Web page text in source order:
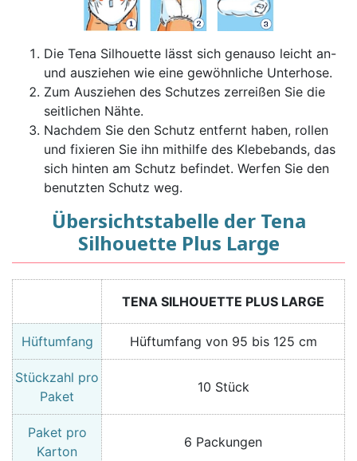
Die Tena Silhouette lässt sich genauso leicht an-
und ausziehen wie eine gewöhnliche Unterhose.
Zum Ausziehen des Schutzes zerreißen Sie die
seitlichen Nähte.
Nachdem Sie den Schutz entfernt haben, rollen
und fixieren Sie ihn mithilfe des Klebebands, das
sich hinten am Schutz befindet. Werfen Sie den
benutzten Schutz weg.
Übersichtstabelle der Tena
Silhouette Plus Large
TENA SILHOUETTE PLUS LARGE
Hüftumfang Hüftumfang von 95 bis 125 cm
Stückzahl pro
Paket
10 Stück
Paket pro
Karton
6 Packungen